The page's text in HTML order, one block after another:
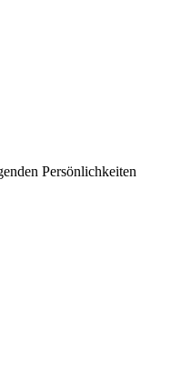
Persönlichkeiten